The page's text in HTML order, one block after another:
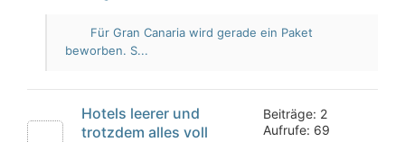
Für Gran Canaria wird gerade ein Paket
beworben. S...
Hotels leerer und
trotzdem alles voll
Beiträge: 2
Aufrufe: 69